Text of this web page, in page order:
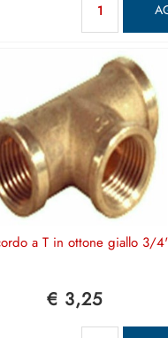
a T in ottone giallo 3/
€ 3,25